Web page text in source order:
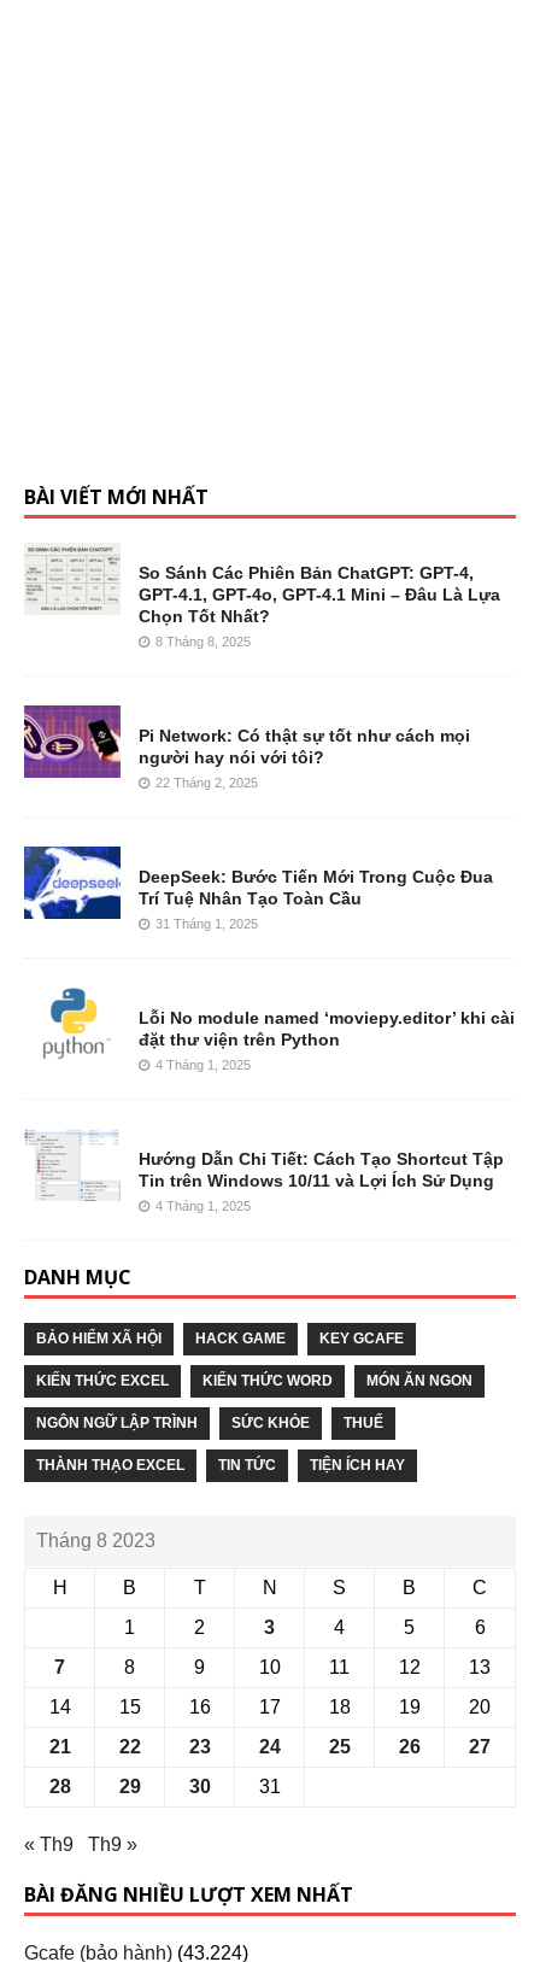
BÀI VIẾT MỚI NHẤT
So Sánh Các Phiên Bản ChatGPT: GPT-4,
GPT-4.1, GPT-4o, GPT-4.1 Mini – Đâu Là Lựa
Chọn Tốt Nhất?
8 Tháng 8, 2025
Pi Network: Có thật sự tốt như cách mọi
người hay nói với tôi?
22 Tháng 2, 2025
DeepSeek: Bước Tiến Mới Trong Cuộc Đua
Trí Tuệ Nhân Tạo Toàn Cầu
31 Tháng 1, 2025
Lỗi No module named ‘moviepy.editor’ khi cài
đặt thư viện trên Python
4 Tháng 1, 2025
Hướng Dẫn Chi Tiết: Cách Tạo Shortcut Tập
Tin trên Windows 10/11 và Lợi Ích Sử Dụng
4 Tháng 1, 2025
DANH MỤC
BẢO HIỂM XÃ HỘI HACK GAME KEY GCAFE
KIẾN THỨC EXCEL KIẾN THỨC WORD MÓN ĂN NGON
NGÔN NGỮ LẬP TRÌNH SỨC KHỎE THUẾ
THÀNH THẠO EXCEL TIN TỨC TIỆN ÍCH HAY
Tháng 8 2023
H B T N S B
C
1
2 3 4 5
6
7
8 9 10 11 12
13
14
15 16 17 18 19
20
21
22 23 24 25 26
27
28
29 30 31
« Th9 Th9 »
BÀI ĐĂNG NHIỀU LƯỢT XEM NHẤT
Gcafe (bảo hành) (43.224)